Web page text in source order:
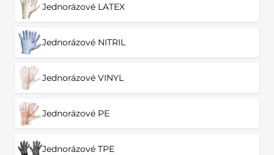
Jednorázové LATEX
Jednorázové NITRIL
Jednorázové VINYL
Jednorázové PE
Jednorázové TPE